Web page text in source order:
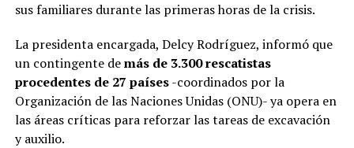
sus familiares durante las primeras horas de la crisis.
La presidenta encargada, Delcy Rodríguez, informó que
un contingente demás de 3.300 rescatistas
procedentes de 27 países-coordinados por la
Organización de las Naciones Unidas (ONU)- ya opera en
las áreas críticas para reforzar las tareas de excavación
y auxilio.